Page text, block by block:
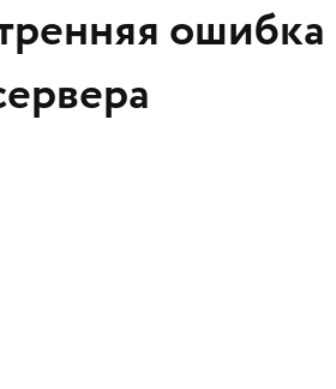
ошибка